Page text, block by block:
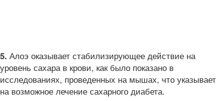
5. Алоэ оказывает стабилизирующее действие на
уровень сахара в крови, как было показано в
исследованиях, проведенных на мышах, что указывает
на возможное лечение сахарного диабета.